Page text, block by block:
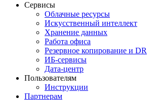
Сервисы
Облачные ресурсы
Искусственный интеллект
Хранение данных
Работа офиса
Резервное копирование и DR
ИБ-сервисы
Дата-центр
Пользователям
Инструкции
Партнерам